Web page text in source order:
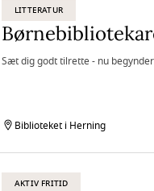
LITTERATUR
Sæt dig godt tilrette - nu
Biblioteket i Herning
AKTIV FRITID